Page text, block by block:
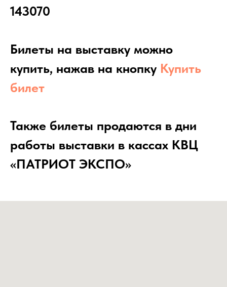
143070
Билеты на выставку можно
купить, нажав на кнопку Купить
билет
Также билеты продаются в дни
работы выставки в кассах КВЦ
«ПАТРИОТ ЭКСПО»